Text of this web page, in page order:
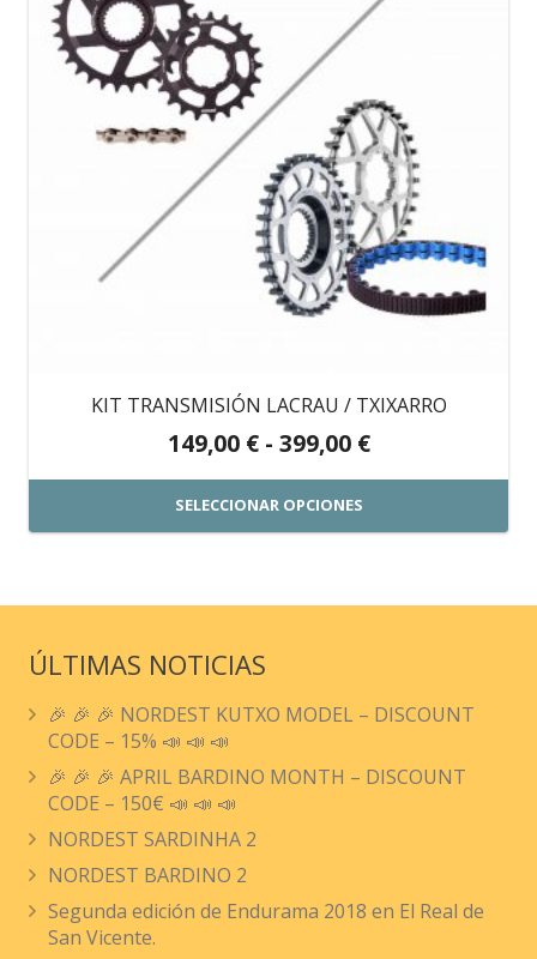
KIT TRANSMISIÓN LACRAU / TXIXARRO
149,00 € - 399,00 €Rango
de
desde
hasta
SELECCIONAR OPCIONES
Las
se
la
ÚLTIMAS NOTICIAS
🎉 🎉 🎉 NORDEST KUTXO MODEL – DISCOUNT
CODE – 15% 📣 📣 📣
🎉 🎉 🎉 APRIL BARDINO MONTH – DISCOUNT
CODE – 150€ 📣 📣 📣
NORDEST SARDINHA 2
NORDEST BARDINO 2
Segunda edición de Endurama 2018 en El Real de
San Vicente.